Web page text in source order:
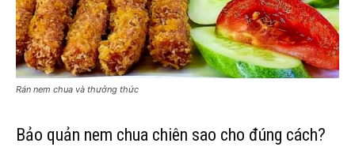
Rán nem chua và thưởng thức
Bảo quản nem chua chiên sao cho đúng cách?